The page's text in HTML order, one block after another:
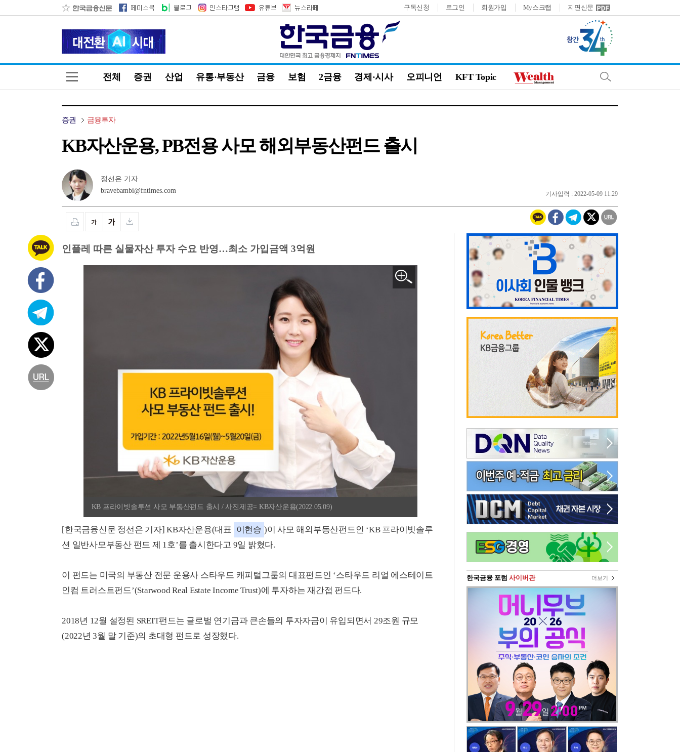
구독신청 로그인 회원가입 My스크랩 지면신문
전체 증권 산업 유통·부동산 금융 보험 2금융 경제·시사 오피니언 KFT Topic
증권 금융투자
KB자산운용, PB전용 사모 해외부동산펀드 출시
정선은 기자
bravebambi@fntimes.com
기사입력 : 2022-05-09 11:29
인플레 따른 실물자산 투자 수요 반영…최소 가입금액 3억원
KB 프라이빗솔루션 사모 부동산펀드 출시 / 사진제공= KB자산운용(2022.05.09)
[한국금융신문 정선은 기자] KB자산운용(대표 이현승 )이 사모 해외부동산펀드인 ‘KB 프라이빗솔루
션 일반사모부동산 펀드 제 1호’를 출시한다고 9일 밝혔다.
이 펀드는 미국의 부동산 전문 운용사 스타우드 캐피털그룹의 대표펀드인 ‘스타우드 리얼 에스테이트
인컴 트러스트펀드’(Starwood Real Estate Income Trust)에 투자하는 재간접 펀드다.
2018년 12월 설정된 SREIT펀드는 글로벌 연기금과 큰손들의 투자자금이 유입되면서 29조원 규모
(2022년 3월 말 기준)의 초대형 펀드로 성장했다.
한국금융 포럼 사이버관 더보기